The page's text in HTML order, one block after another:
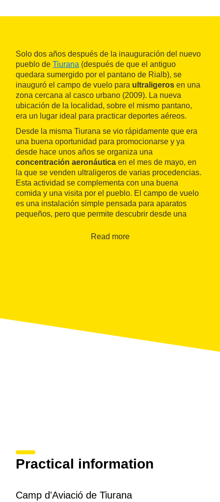
Solo dos años después de la inauguración del nuevo
pueblo de Tiurana (después de que el antiguo
quedara sumergido por el pantano de Rialb), se
inauguró el campo de vuelo para ultraligeros en una
zona cercana al casco urbano (2009). La nueva
ubicación de la localidad, sobre el mismo pantano,
era un lugar ideal para practicar deportes aéreos.
Desde la misma Tiurana se vio rápidamente que era
una buena oportunidad para promocionarse y ya
desde hace unos años se organiza una
concentración aeronáutica en el mes de mayo, en
la que se venden ultraligeros de varias procedencias.
Esta actividad se complementa con una buena
comida y una visita por el pueblo. El campo de vuelo
es una instalación simple pensada para aparatos
pequeños, pero que permite descubrir desde una
Read more
Practical information
Camp d'Aviació de Tiurana